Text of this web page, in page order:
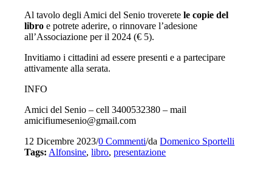
Al tavolo degli Amici del Senio troveretele copie del
libro e potrete aderire, o rinnovare l’adesione
all’Associazione per il 2024 (€ 5).
Invitiamo i cittadini ad essere presenti e a partecipare
attivamente alla serata.
INFO
Amici del Senio – cell 3400532380 – mail
amicifiumesenio@gmail.com
12 Dicembre 2023/0 Commenti/daDomenico Sportelli
Tags: Alfonsine,libro,presentazione